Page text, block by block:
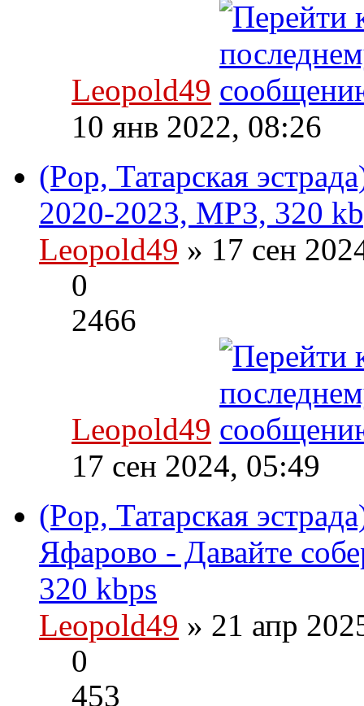
Leopold49
10 янв 2022, 08:26
(Pop, Татарская
2020-2023, MP3, 320
Leopold49 » 17 сен
0
2466
Leopold49
17 сен 2024, 05:49
(Pop, Татарская
Яфарово - Давайте
320 kbps
Leopold49 » 21 апр
0
453